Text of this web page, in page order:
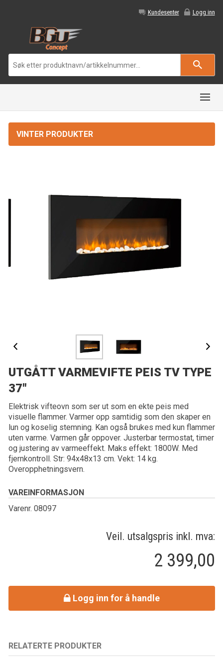
Logg inn
Kundesenter
VINTER PRODUKTER
UTGÅTT VARMEVIFTE PEIS TV TYPE
37"
Elektrisk vifteovn som ser ut som en ekte peis med
visuelle flammer. Varmer opp samtidig som den skaper en
lun og koselig stemning. Kan også brukes med kun flammer
uten varme. Varmen går oppover. Justerbar termostat, timer
og justering av varmeeffekt. Maks effekt: 1800W. Med
fjernkontroll. Str: 94x48x13 cm. Vekt: 14 kg.
Overopphetningsvern.
VAREINFORMASJON
Varenr. 08097
Veil. utsalgspris inkl. mva:
2 399,00
Logg inn for å handle
RELATERTE PRODUKTER